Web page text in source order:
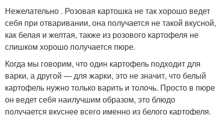
Нежелательно . Розовая картошка не так хорошо ведет
себя при отваривании, она получается не такой вкусной,
как белая и желтая, также из розового картофеля не
слишком хорошо получается пюре.
Когда мы говорим, что один картофель подходит для
варки, а другой — для жарки, это не значит, что белый
картофель нужно только варить и толочь. Просто в пюре
он ведет себя наилучшим образом, это блюдо
получается вкуснее всего именно из белого картофеля.